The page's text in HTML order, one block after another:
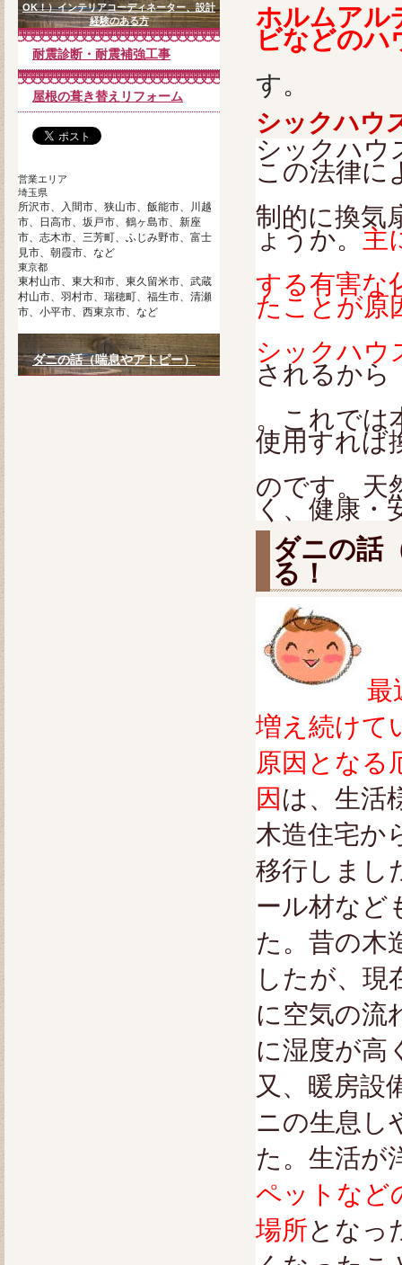
ホルムアル
ビなどのハ
す。
シックハウ
シックハウ
この法律に
制的に換気
ょうか。主
する有害な
たことが原
シックハウ
されるから
。これでは
使用すれば
のです。天
く、健康・
ダニの話
る！
最
増え続けて
原因となる
因 は、生活
木造住宅か
移行しまし
ール材など
た。昔の木
したが、現
に空気の流
に湿度が高
又、暖房設
ニの生息し
た。生活が
ペットなど
場所となっ
OK！）インテリアコーディネーター、設計
経験のある方
耐震診断・耐震補強工事
屋根の葺き替えリフォーム
営業エリア
埼玉県
所沢市、入間市、狭山市、飯能市、川越
市、日高市、坂戸市、鶴ヶ島市、新座
市、志木市、三芳町、ふじみ野市、富士
見市、朝霞市、など
東京都
東村山市、東大和市、東久留米市、武蔵
村山市、羽村市、瑞穂町、福生市、清瀬
市、小平市、西東京市、など
ダニの話（喘息やアトピー）